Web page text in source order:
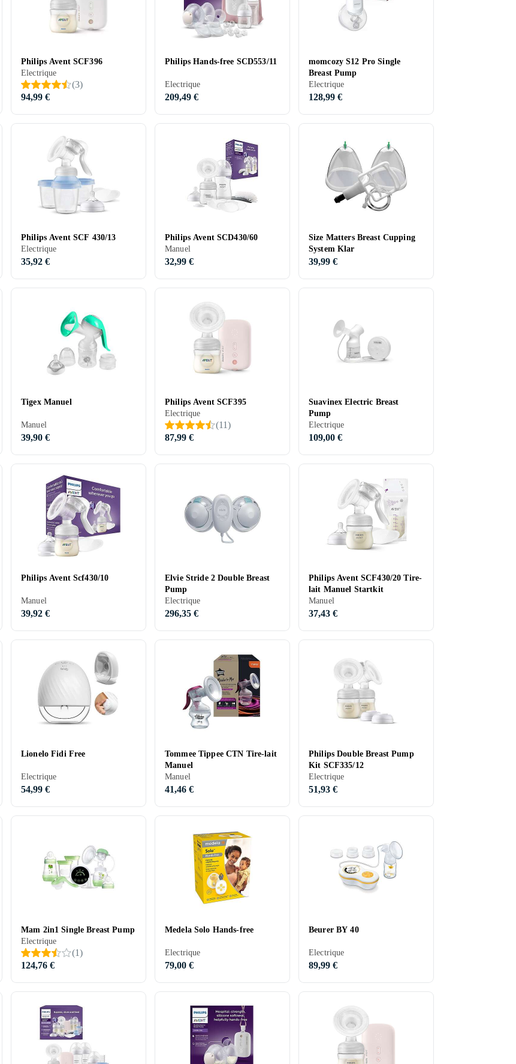
Philips Avent SCF396
Electrique
(3)
94,99 €
Philips Hands-free SCD553/11
Electrique
209,49 €
momcozy S12 Pro Single
Breast Pump
Electrique
128,99 €
Philips Avent SCF 430/13
Electrique
35,92 €
Philips Avent SCD430/60
Manuel
32,99 €
Size Matters Breast Cupping
System Klar
39,99 €
Tigex Manuel
Manuel
39,90 €
Philips Avent SCF395
Electrique
(11)
87,99 €
Suavinex Electric Breast
Pump
Electrique
109,00 €
Philips Avent Scf430/10
Manuel
39,92 €
Elvie Stride 2 Double Breast
Pump
Electrique
296,35 €
Philips Avent SCF430/20 Tire-
lait Manuel Startkit
Manuel
37,43 €
Lionelo Fidi Free
Electrique
54,99 €
Tommee Tippee CTN Tire-lait
Manuel
Manuel
41,46 €
Philips Double Breast Pump
Kit SCF335/12
Electrique
51,93 €
Mam 2in1 Single Breast Pump
Electrique
(1)
124,76 €
Medela Solo Hands-free
Electrique
79,00 €
Beurer BY 40
Electrique
89,99 €